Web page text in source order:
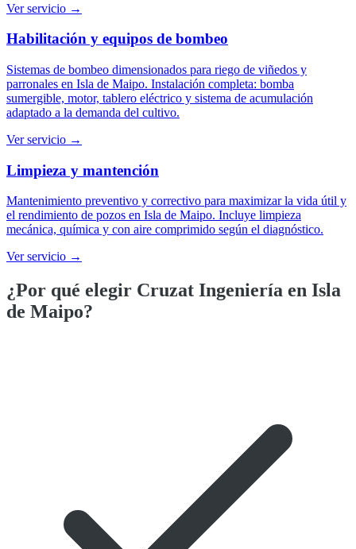
Ver servicio →
Habilitación y equipos de bombeo
Sistemas de bombeo dimensionados para riego de viñedos y
parronales en Isla de Maipo. Instalación completa: bomba
sumergible, motor, tablero eléctrico y sistema de acumulación
adaptado a la demanda del cultivo.
Ver servicio →
Limpieza y mantención
Mantenimiento preventivo y correctivo para maximizar la vida útil y
el rendimiento de pozos en Isla de Maipo. Incluye limpieza
mecánica, química y con aire comprimido según el diagnóstico.
Ver servicio →
¿Por qué elegir Cruzat Ingeniería en Isla
de Maipo?